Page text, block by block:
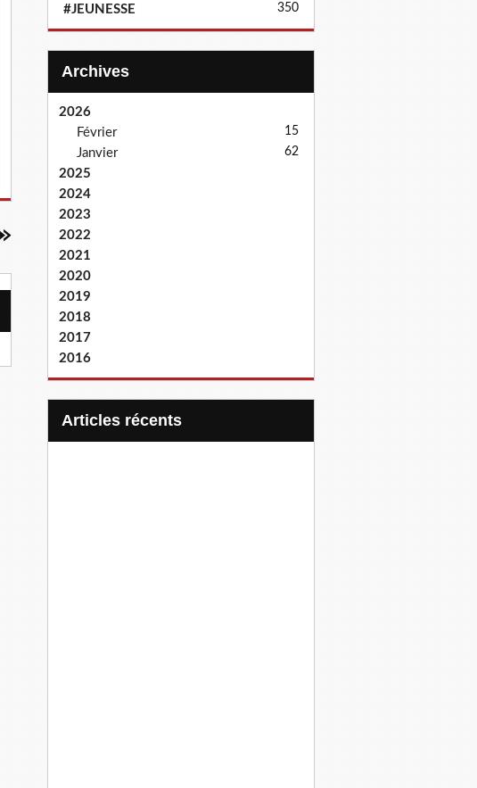
#JEUNESSE 350
Archives
2026
Février
15
Janvier 62
2025
2024
2023
2022
2021
2020
2019
2018
2017
2016
articles récents